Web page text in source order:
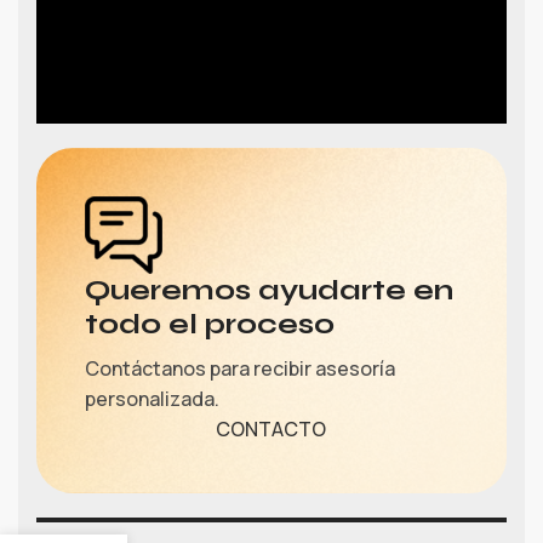
Queremos ayudarte en
todo el proceso
Contáctanos para recibir asesoría
personalizada.
CONTACTO